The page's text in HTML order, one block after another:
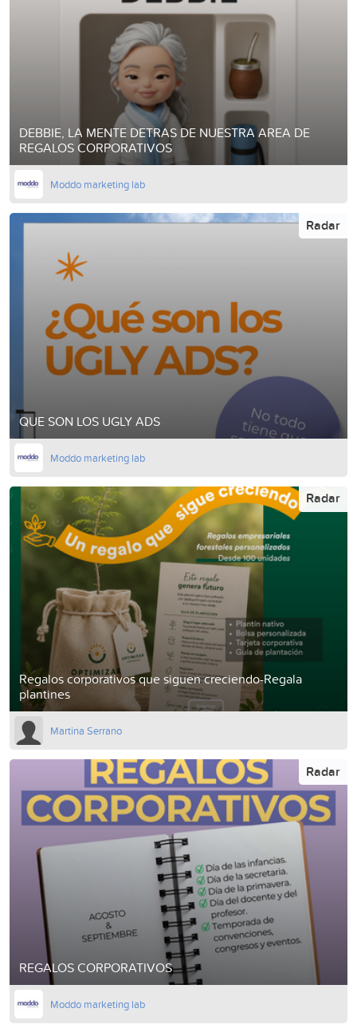
DEBBIE, LA MENTE DETRAS DE NUESTRA AREA DE
REGALOS CORPORATIVOS
Moddo marketing lab
QUE SON LOS UGLY ADS
Radar
Moddo marketing lab
Regalos corporativos que siguen creciendo-Regala
plantines
Radar
Martina Serrano
REGALOS CORPORATIVOS
Radar
Moddo marketing lab